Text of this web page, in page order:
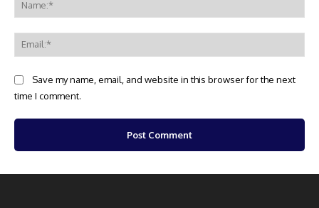
Save my name, email, and website in this browser for the next
time I comment.